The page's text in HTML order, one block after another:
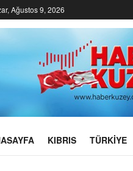
Ağustos 9, 2026
KIBRIS TÜRKIYE